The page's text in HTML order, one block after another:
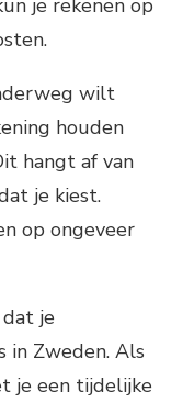
je rekenen op
wilt
houden
hangt af van
je kiest.
op ongeveer
je
in Zweden. Als
je een tijdelijke